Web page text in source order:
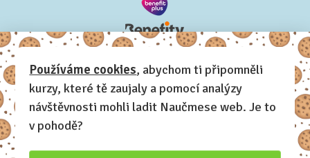
Používáme cookies, abychom ti připomněli
kurzy, které tě zaujaly a pomocí analýzy
návštěvnosti mohli ladit Naučmese web. Je to
v pohodě?